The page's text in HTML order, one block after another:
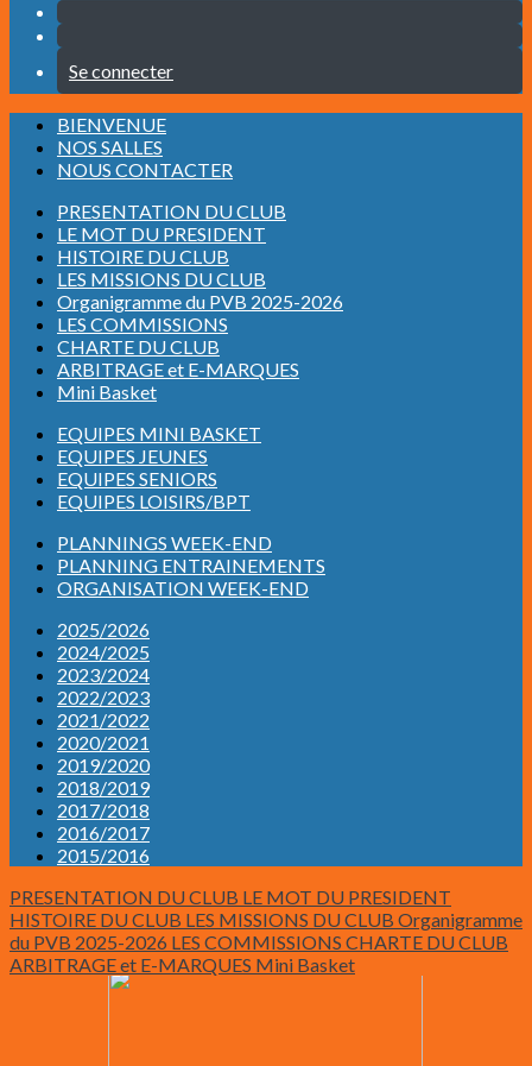
Se connecter
BIENVENUE
NOS SALLES
NOUS CONTACTER
PRESENTATION DU CLUB
LE MOT DU PRESIDENT
HISTOIRE DU CLUB
LES MISSIONS DU CLUB
Organigramme du PVB 2025-2026
LES COMMISSIONS
CHARTE DU CLUB
ARBITRAGE et E-MARQUES
Mini Basket
EQUIPES MINI BASKET
EQUIPES JEUNES
EQUIPES SENIORS
EQUIPES LOISIRS/BPT
PLANNINGS WEEK-END
PLANNING ENTRAINEMENTS
ORGANISATION WEEK-END
2025/2026
2024/2025
2023/2024
2022/2023
2021/2022
2020/2021
2019/2020
2018/2019
2017/2018
2016/2017
2015/2016
PRESENTATION DU CLUB LE MOT DU PRESIDENT
HISTOIRE DU CLUB LES MISSIONS DU CLUB Organigramme
du PVB 2025-2026 LES COMMISSIONS CHARTE DU CLUB
ARBITRAGE et E-MARQUES Mini Basket